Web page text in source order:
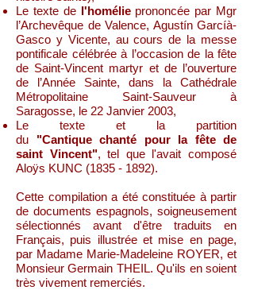
Le texte de l'homélieprononcée par Mgr
l’Archevêque de Valence, Agustín Garcíà-
Gasco y Vicente, au cours de la messe
pontificale célébrée à l’occasion de la fête
de Saint-Vincent martyr et de l’ouverture
de l’Année Sainte, dans la Cathédrale
Métropolitaine Saint-Sauveur à
Saragosse, le 22 Janvier 2003,
Le texte et la partition
du "Cantique chanté pour la fête de
saint Vincent", tel que l'avait composé
Aloÿs KUNC (1835 - 1892).
Cette compilation a été constituée à partir
de documents espagnols, soigneusement
sélectionnés avant d'être traduits en
Français, puis illustrée et mise en page,
par Madame Marie-Madeleine ROYER, et
Monsieur Germain THEIL. Qu'ils en soient
très vivement remerciés.